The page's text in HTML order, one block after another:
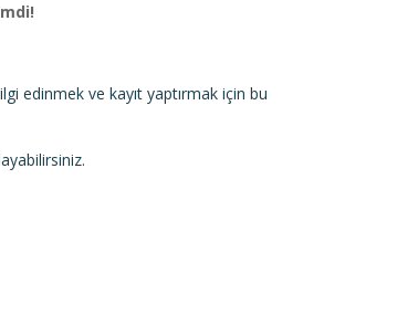
edinmek ve kayıt yaptırmak için bu